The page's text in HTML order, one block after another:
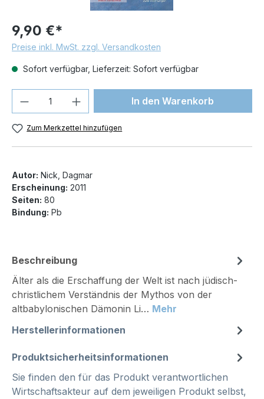
9,90 €*
Preise inkl. MwSt. zzgl. Versandkosten
Sofort verfügbar, Lieferzeit: Sofort verfügbar
Produkt Anzahl: Gib denIn den Warenkorb
Zum Merkzettel hinzufügen
Autor: Nick, Dagmar
Erscheinung: 2011
Seiten: 80
Bindung: Pb
Beschreibung
Älter als die Erschaffung der Welt ist nach jüdisch-
christlichem Verständnis der Mythos von der
altbabylonischen Dämonin Li… Mehr
Herstellerinformationen
Produktsicherheitsinformationen
Sie finden den für das Produkt verantwortlichen
Wirtschaftsakteur auf dem jeweiligen Produkt selbst,